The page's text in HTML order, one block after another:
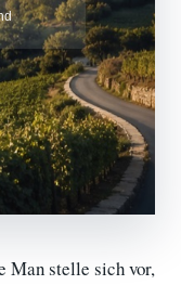
Man stelle sich vor,